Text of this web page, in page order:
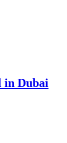
in Dubai